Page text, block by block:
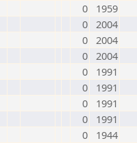
0
1959
0 2004
0 2004
0 2004
0
1991
0
1991
0
1991
0
1991
0
1944